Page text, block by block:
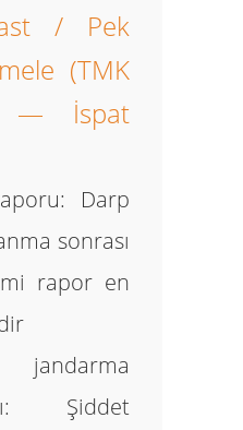
/ Pek
(TMK
— İspat
Darp
sonrası
rapor en
Şiddet